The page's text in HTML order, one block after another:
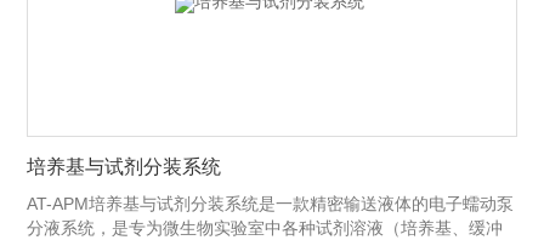
培养基与试剂分装系统
AT-APM培养基与试剂分装系统是一款精密输送液体的电子蠕动泵
分液系统，是专为微生物实验室中各种试剂溶液（培养基、缓冲